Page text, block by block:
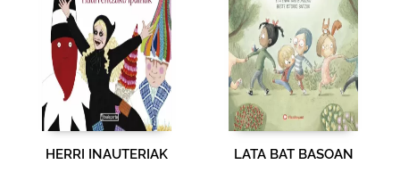
HERRI INAUTERIAK LATA BAT BASOAN